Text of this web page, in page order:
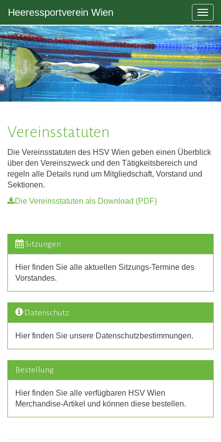
Heeressportverein Wien
Vereinsstatuten
Die Vereinsstatuten des HSV Wien geben einen Überblick
über den Vereinszweck und den Tätigkeitsbereich und
regeln alle Details rund um Mitgliedschaft, Vorstand und
Sektionen.
Die Vereinsstatuten als Download (PDF)
Sitzungen
Hier finden Sie alle aktuellen Sitzungs-Termine des
Vorstandes.
Datenschutz
Hier finden Sie unsere Datenschutzbestimmungen.
Bestellung
Hier finden Sie alle verfügbaren HSV Wien
Merchandise-Artikel und können diese bestellen.